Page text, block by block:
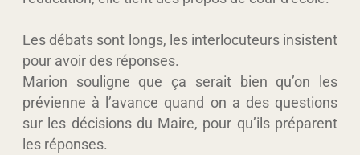
Les débats sont longs, les interlocuteurs insistent
pour avoir des réponses.
Marion souligne que ça serait bien qu’on les
prévienne à l’avance quand on a des questions
sur les décisions du Maire, pour qu’ils préparent
les réponses.